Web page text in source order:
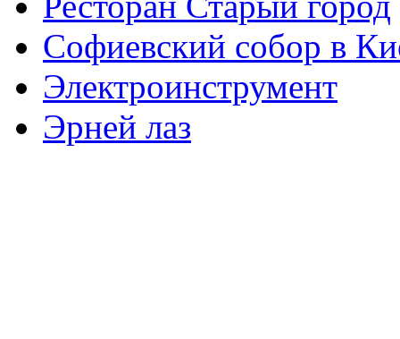
Софиевский собор в
Электроинструмент
Эрней лаз